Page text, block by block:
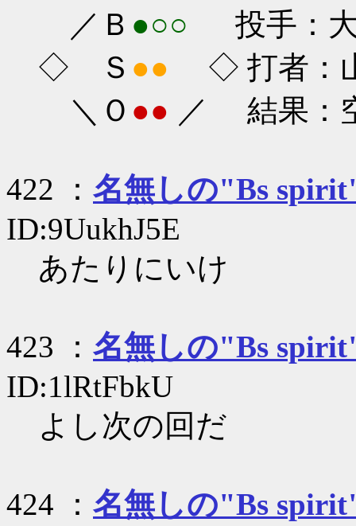
／Ｂ ●○○ 投手：大
◇ Ｓ ●● ◇ 打者：
＼Ｏ ●● ／ 結果：
422 ： 名無しの"Bs
ID:9UukhJ5E
あたりにいけ
423 ： 名無しの"Bs
ID:1lRtFbkU
よし次の回だ
424 ： 名無しの"Bs